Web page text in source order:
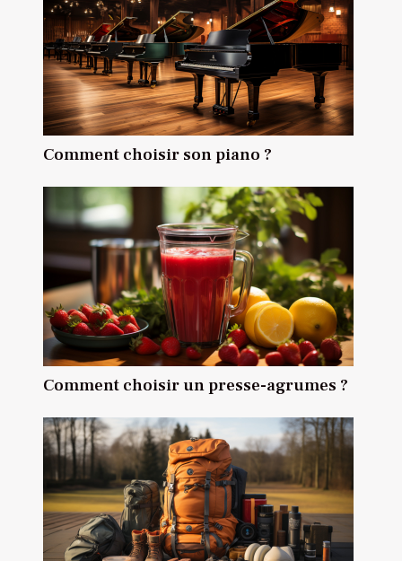
Comment choisir son piano ?
Comment choisir un presse-agrumes ?